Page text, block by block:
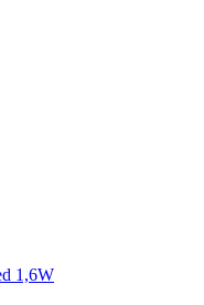
1,6W